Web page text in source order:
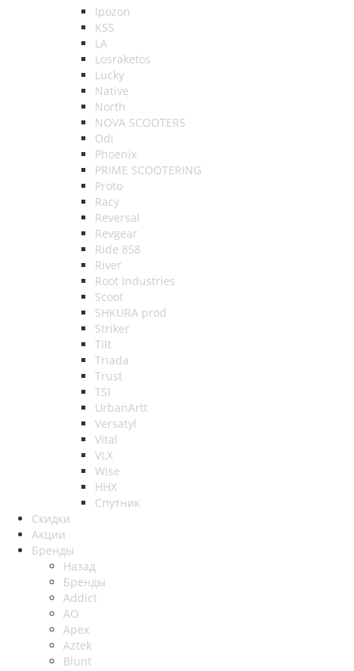
Ipozon
KSS
LA
Losraketos
Lucky
Native
North
NOVA SCOOTERS
Odi
Phoenix
PRIME SCOOTERING
Proto
Racy
Reversal
Revgear
Ride 858
River
Root Industries
Scoot
SHKURA рrоd
Striker
Tilt
Triada
Trust
TSI
UrbanArtt
Versatyl
Vital
VLX
Wise
ННХ
Спутник
Скидки
Акции
Бренды
Назад
Бренды
Addict
AO
Apex
Aztek
Blunt